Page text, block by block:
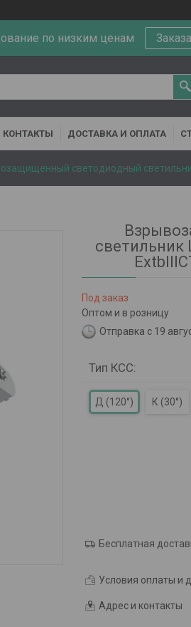
по низким ценам
КОНТАКТЫ ДОСТАВКА И ОПЛАТА
светильник
Под заказ
Оптом и в розницу
Отправка с 19
Тип КСС:
Д (120°) К (30°)
Бесплатная
Условия оплаты и
Адрес и контакты